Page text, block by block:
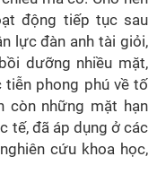
động tiếp tục sau
lực đàn anh tài giỏi,
dưỡng nhiều mặt,
phong phú về tố
còn những mặt hạn
tế, đã áp dụng ở các
cứu khoa học,